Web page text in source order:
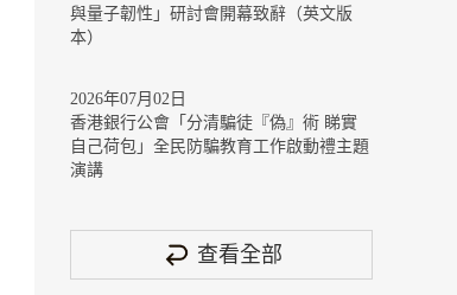
與量子韌性」研討會開幕致辭（英文版
本）
2026年07月02日
香港銀行公會「分清騙徒『偽』術 睇實
自己荷包」全民防騙教育工作啟動禮主題
演講
查看全部